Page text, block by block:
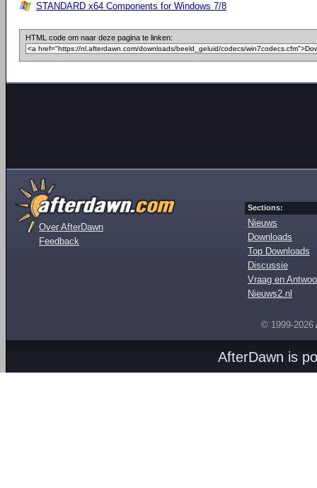
STANDARD x64 Components for Windows 7/8
HTML code om naar deze pagina te linken:
Over AfterDawn
Feedback
Sections:
Nieuws
Downloads
Top Downloads
Discussie
Vraag en
Nieuws2.nl
© 1999-2026
AfterDawn is